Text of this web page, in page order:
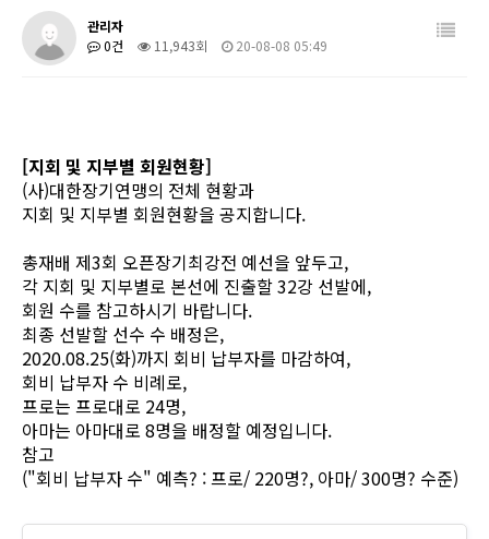
관리자
0건
11,943회 20-08-08 05:49
[지회 및 지부별 회원현황]
(사)대한장기연맹의 전체 현황과
지회 및 지부별 회원현황을 공지합니다.
총재배 제3회 오픈장기최강전 예선을 앞두고,
각 지회 및 지부별로 본선에 진출할 32강 선발에,
회원 수를 참고하시기 바랍니다.
최종 선발할 선수 수 배정은,
2020.08.25(화)까지 회비 납부자를 마감하여,
회비 납부자 수 비례로,
프로는 프로대로 24명,
아마는 아마대로 8명을 배정할 예정입니다.
참고
("회비 납부자 수" 예측? : 프로/ 220명?, 아마/ 300명? 수준)